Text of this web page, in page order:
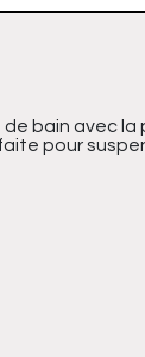
bain avec la
pour